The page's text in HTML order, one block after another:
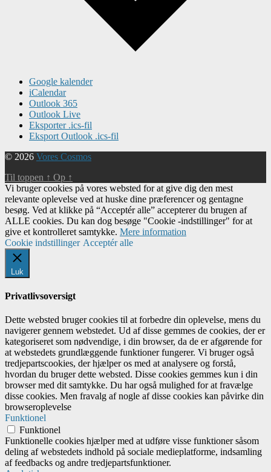
Google kalender
iCalendar
Outlook 365
Outlook Live
Eksporter .ics-fil
Eksport Outlook .ics-fil
© 2026 Vores Cosmos
Til toppen ↑ Op ↑
Vi bruger cookies på vores websted for at give dig den mest
relevante oplevelse ved at huske dine præferencer og gentagne
besøg. Ved at klikke på “Acceptér alle” accepterer du brugen af ​​
ALLE cookies. Du kan dog besøge "Cookie -indstillinger" for at
give et kontrolleret samtykke. Mere information
Cookie indstillinger Acceptér alle
Luk
Privatlivsoversigt
Dette websted bruger cookies til at forbedre din oplevelse, mens du
navigerer gennem webstedet. Ud af disse gemmes de cookies, der er
kategoriseret som nødvendige, i din browser, da de er afgørende for
at webstedets grundlæggende funktioner fungerer. Vi bruger også
tredjepartscookies, der hjælper os med at analysere og forstå,
hvordan du bruger dette websted. Disse cookies gemmes kun i din
browser med dit samtykke. Du har også mulighed for at fravælge
disse cookies. Men fravalg af nogle af disse cookies kan påvirke din
browseroplevelse
Funktionel
Funktionel
Funktionelle cookies hjælper med at udføre visse funktioner såsom
deling af webstedets indhold på sociale medieplatforme, indsamling
af feedbacks og andre tredjepartsfunktioner.